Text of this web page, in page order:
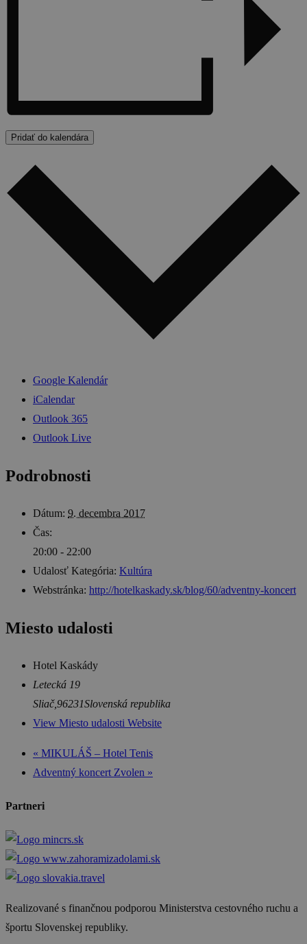
Pridať do kalendára
Google Kalendár
iCalendar
Outlook 365
Outlook Live
Podrobnosti
Dátum: 9. decembra 2017
Čas:
20:00 - 22:00
Udalosť Kategória: Kultúra
Webstránka: http://hotelkaskady.sk/blog/60/adventny-koncert
Miesto udalosti
Hotel Kaskády
Letecká 19
Sliač,96231Slovenská republika
View Miesto udalosti Website
« MIKULÁŠ – Hotel Tenis
Adventný koncert Zvolen »
Partneri
Realizované s finančnou podporou Ministerstva cestovného ruchu a
športu Slovenskej republiky.